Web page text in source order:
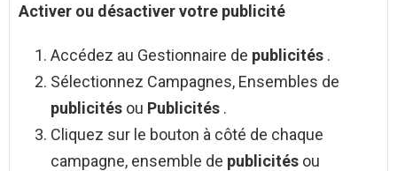
Activer ou désactivervotre publicité
Accédez au Gestionnaire de publicités .
Sélectionnez Campagnes, Ensembles de
publicités ou Publicités .
Cliquez sur le bouton à côté de chaque
campagne, ensemble de publicités ou